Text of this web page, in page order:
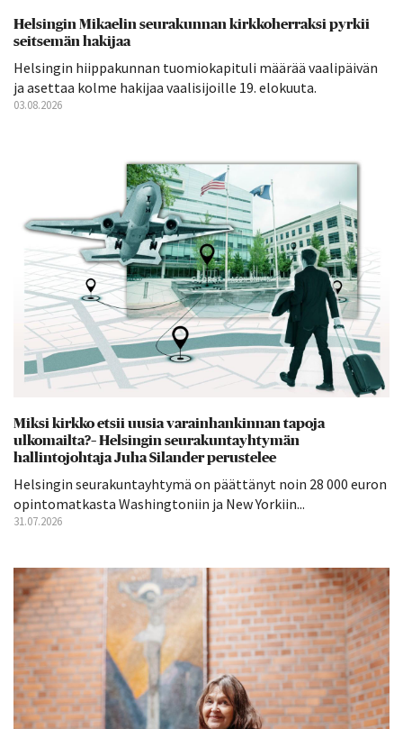
Helsingin Mikaelin seurakunnan kirkkoherraksi pyrkii
seitsemän hakijaa
Helsingin hiippakunnan tuomiokapituli määrää vaalipäivän
ja asettaa kolme hakijaa vaalisijoille 19. elokuuta.
03.08.2026
Miksi kirkko etsii uusia varainhankinnan tapoja
ulkomailta?– Helsingin seurakuntayhtymän
hallintojohtaja Juha Silander perustelee
Helsingin seurakuntayhtymä on päättänyt noin 28 000 euron
opintomatkasta Washingtoniin ja New Yorkiin...
31.07.2026